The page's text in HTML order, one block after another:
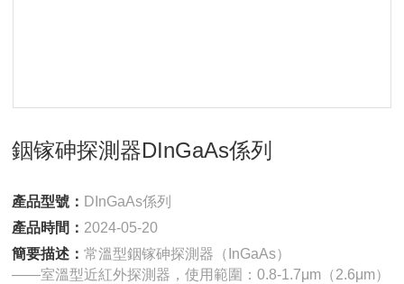
銦镓砷探測器DInGaAs係列
產品型號： DInGaAs係列
產品時間： 2024-05-20
簡要描述：常溫型銦镓砷探測器（InGaAs）
——室溫型近紅外探測器，使用範圍：0.8-1.7μm（2.6μm）